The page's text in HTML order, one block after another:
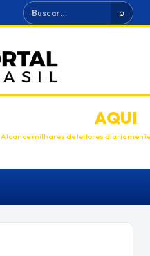
Buscar ⌕
ANUNCIEAQUI
Alcance milhares de leitores diariamente